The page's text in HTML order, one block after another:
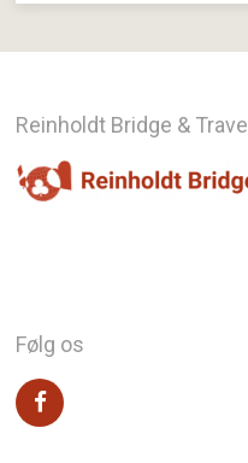
Reinholdt Bridge & Travel
Følg os